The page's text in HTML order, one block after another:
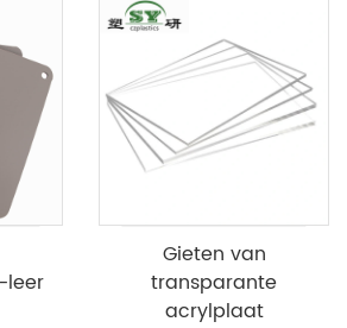
leer
Gieten van
transparante
acrylplaat